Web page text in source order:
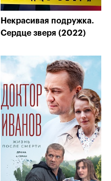
Некрасивая подружка.
Сердце зверя (2022)